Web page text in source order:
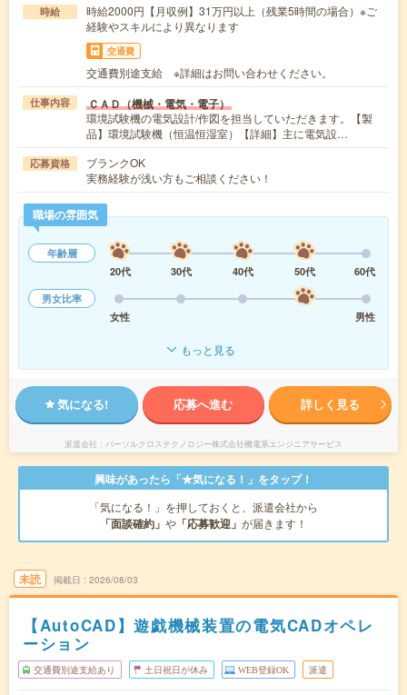
時給
時給2000円【月収例】31万円以上（残業5時間の場合）※ご
経験やスキルにより異なります
交通費
交通費別途支給 ※詳細はお問い合わせください。
仕事内容 ＣＡＤ（機械・電気・電子）
環境試験機の電気設計/作図を担当していただきます。【製
品】環境試験機（恒温恒湿室）【詳細】主に電気設…
応募資格
ブランクOK
実務経験が浅い方もご相談ください！
職場の雰囲気
年齢層
20代
30代 40代 50代
60代
男女比率
女性
男性
もっと見る
気になる! 応募へ進む 詳しく見る
派遣会社 パーソルクロステクノロジー株式会社機電系エンジニアサービス
興味があったら「★気になる！」をタップ！
「気になる！」を押しておくと、派遣会社から
「面談確約」 や 「応募歓迎」 が届きます！
未読 掲載日 2026/08/03
【AutoCAD】遊戯機械装置の電気CADオペレ
ーション
交通費別途支給あり 土日祝日が休み WEB登録OK 派遣